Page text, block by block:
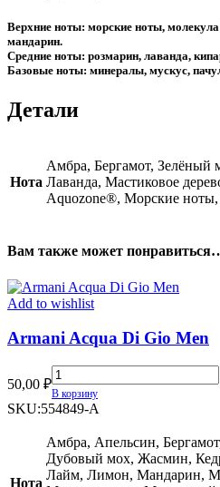
Верхние ноты: морские ноты,
мандарин.
Средние ноты: розмарин, лаванда,
Базовые ноты: минералы, мускус,
Детали
Нота
Амбра, Бергамот, Зелёный
Лаванда, Мастиковое
Aquozone®, Морские
Вам также может
Add to wishlist
Armani Acqua Di Gio Men
50,00 ₽
Armani
Acqua
Di
Men
quantity
В корзину
SKU:554849-А
Нота
Амбра, Апельсин,
Дубовый мох, Жасмин,
Лайм, Лимон, Мандарин,